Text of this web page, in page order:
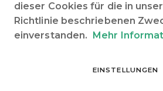
Abwasseranschluss
Barrierefreier Zugang :
Haustiere erlaubt
Strom
dieser Cookies für die in
Richtlinie beschriebenen
einverstanden. Mehr
EINSTELLUNGEN